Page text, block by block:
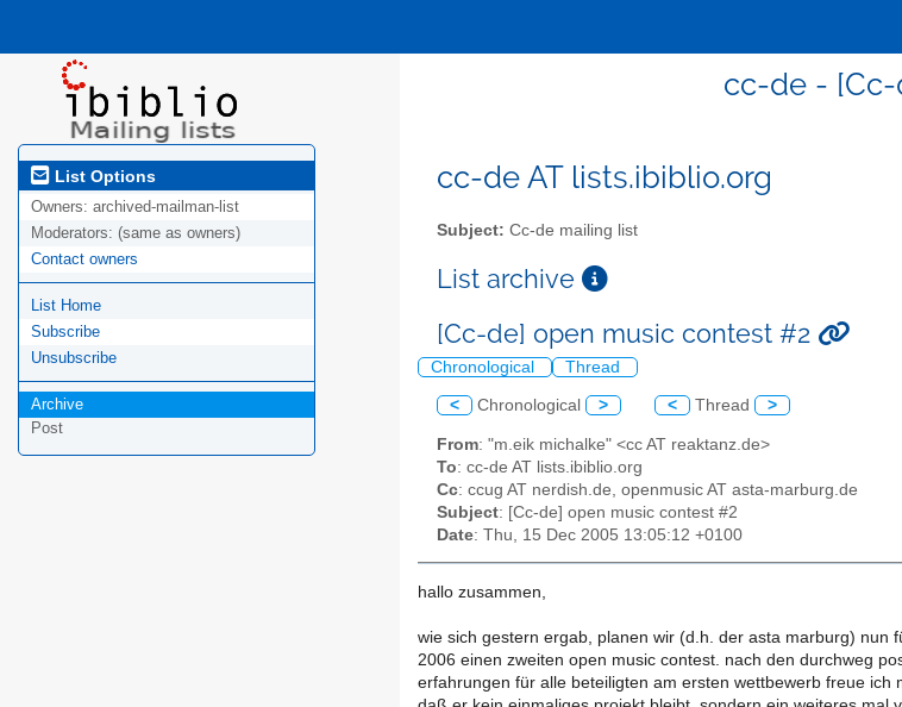
cc-de -
List Options
Owners: archived-mailman-list
Moderators: (same as owners)
Contact owners
List Home
Subscribe
Unsubscribe
Archive
Post
cc-de AT lists.ibiblio.org
Subject: Cc-de mailing list
List archive
[Cc-de] open music contest #2
Chronological Thread
< Chronological > < Thread >
From: "m.eik michalke" <cc AT reaktanz.de>
To: cc-de AT lists.ibiblio.org
Cc: ccug AT nerdish.de, openmusic AT asta-marburg.de
Subject: [Cc-de] open music contest #2
Date: Thu, 15 Dec 2005 13:05:12 +0100
hallo zusammen,
wie sich gestern ergab, planen wir (d.h. der asta marburg) nun
2006 einen zweiten open music contest. nach den durchweg
erfahrungen für alle beteiligten am ersten wettbewerb freue ich